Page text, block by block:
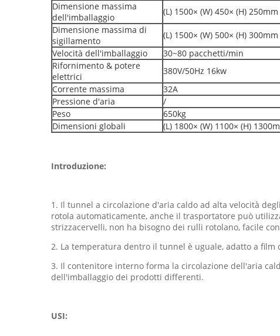
Dimensione massima
dell'imballaggio
(L) 1500× (W) 450× (H) 250mm
Dimensione massima di
sigillamento
(L) 1500× (W) 500× (H) 300mm
Velocità dell'imballaggio
30~80 pacchetti/min
Rifornimento & potere
elettrici
380V/50Hz 16kw
Corrente massima
32A
Pressione d'aria
/
Peso
650kg
Dimensioni globali
(L) 1800× (W) 1100× (H)
Introduzione:
1. Il tunnel a circolazione d'aria caldo ad alta velocità
rotola automaticamente, anche il trasportatore può
strizzacervelli, non ha bisogno dei rulli rotolano, facile
2. La temperatura dentro il tunnel è uguale, adatto a film
3. Il contenitore interno forma la circolazione dell'aria
dell'imballaggio dei prodotti differenti.
USI: